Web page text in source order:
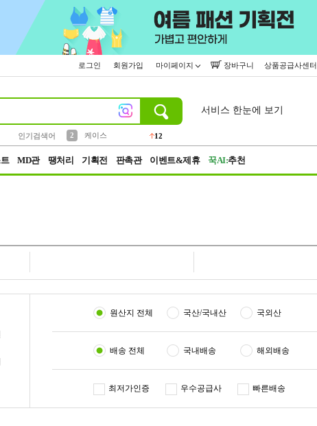
로그인 회원가입 마이페이지 장바구니 상품공급사센터
인기검색어
2
케이스
12
서비스 한눈에 보기
MD관 땡처리 기획전 판촉관 이벤트&제휴 꾹AI:추천
원산지 전체 국산/국내산 국외산
배송 전체 국내배송 해외배송
최저가인증 우수공급사 빠른배송